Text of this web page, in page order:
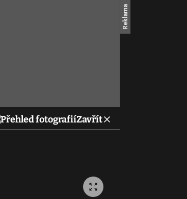
Přehled fotografiíZavřít